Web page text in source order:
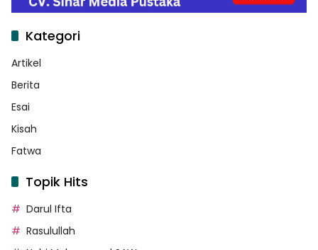
Kategori
Artikel
Berita
Esai
Kisah
Fatwa
Topik Hits
Darul Ifta
Rasulullah